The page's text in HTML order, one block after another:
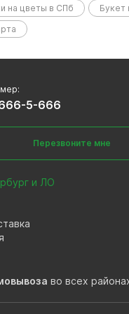
на цветы в СПб
Букет
5-666
Перезвоните мне
и ЛО
во всех